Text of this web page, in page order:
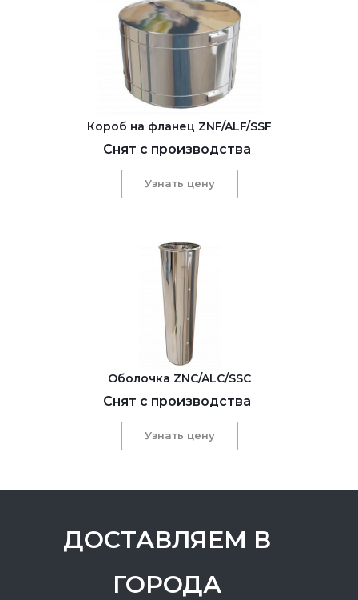
Короб на фланец ZNF/ALF/SSF
Снят с производства
Узнать цену
Оболочка ZNC/ALC/SSC
Снят с производства
Узнать цену
ДОСТАВЛЯЕМ В
ГОРОДА